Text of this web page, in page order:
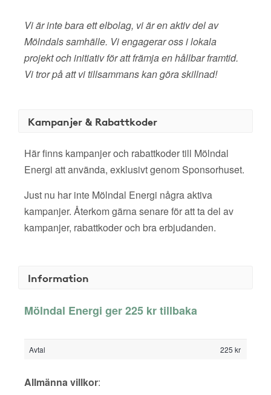
Vi är inte bara ett elbolag, vi är en aktiv del av
Mölndals samhälle. Vi engagerar oss i lokala
projekt och initiativ för att främja en hållbar framtid.
Vi tror på att vi tillsammans kan göra skillnad!
Kampanjer & Rabattkoder
Här finns kampanjer och rabattkoder till Mölndal
Energi att använda, exklusivt genom Sponsorhuset.
Just nu har inte Mölndal Energi några aktiva
kampanjer. Återkom gärna senare för att ta del av
kampanjer, rabattkoder och bra erbjudanden.
Information
Mölndal Energi ger 225 kr tillbaka
Avtal 225 kr
Allmänna villkor: